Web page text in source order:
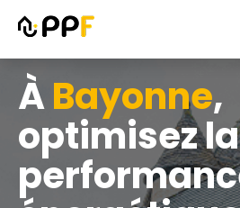
ÀBayonne,
optimisez la